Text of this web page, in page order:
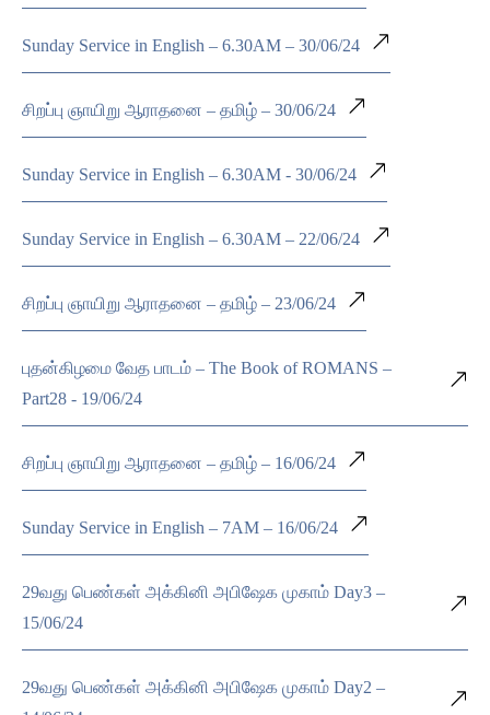
Sunday Service in English – 6.30AM – 30/06/24
சிறப்பு ஞாயிறு ஆராதனை – தமிழ் – 30/06/24
Sunday Service in English – 6.30AM - 30/06/24
Sunday Service in English – 6.30AM – 22/06/24
சிறப்பு ஞாயிறு ஆராதனை – தமிழ் – 23/06/24
புதன்கிழமை வேத பாடம் – The Book of ROMANS –
Part28 - 19/06/24
சிறப்பு ஞாயிறு ஆராதனை – தமிழ் – 16/06/24
Sunday Service in English – 7AM – 16/06/24
29வது பெண்கள் அக்கினி அபிஷேக முகாம் Day3 –
15/06/24
29வது பெண்கள் அக்கினி அபிஷேக முகாம் Day2 –